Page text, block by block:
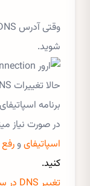
شوید.
برنامه
در صورت نیاز
اسپاتیفایو
کنید.